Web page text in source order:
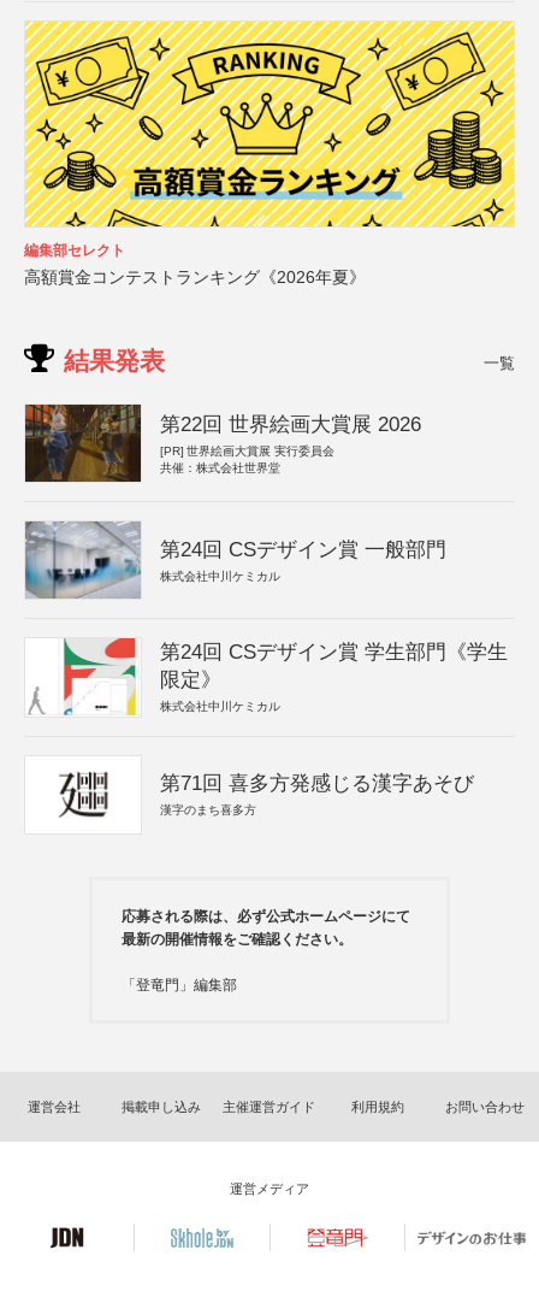
編集部セレクト
高額賞金コンテストランキング《2026年夏》
結果発表 一覧
第22回 世界絵画大賞展 2026
[PR] 世界絵画大賞展 実行委員会
共催：株式会社世界堂
第24回 CSデザイン賞 一般部門
株式会社中川ケミカル
第24回 CSデザイン賞 学生部門《学生
限定》
株式会社中川ケミカル
第71回 喜多方発感じる漢字あそび
漢字のまち喜多方
応募される際は、必ず公式ホームページにて
最新の開催情報をご確認ください。
「登竜門」編集部
運営会社 掲載申し込み 主催運営ガイド 利用規約 お問い合わせ
運営メディア